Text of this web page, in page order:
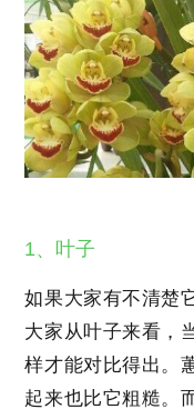
1、叶子
如果大家有不清楚
大家从叶子来看，
样才能对比得出。
起来也比它粗糙。